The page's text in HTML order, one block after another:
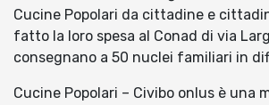
Cucine Popolari da cittadine e
fatto la loro spesa al Conad di via
consegnano a 50 nuclei familiari in
Cucine Popolari – Civibo onlus è una